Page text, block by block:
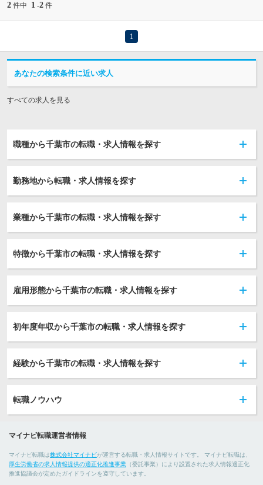
2 件中 1 -2 件
1
あなたの検索条件に近い求人
すべての求人を見る
職種から千葉市の転職・求人情報を探す
勤務地から転職・求人情報を探す
業種から千葉市の転職・求人情報を探す
特徴から千葉市の転職・求人情報を探す
雇用形態から千葉市の転職・求人情報を探す
初年度年収から千葉市の転職・求人情報を探す
経験から千葉市の転職・求人情報を探す
転職ノウハウ
マイナビ転職運営者情報
マイナビ転職は株式会社マイナビが運営する転職・求人情報サイトです。 マイナビ転職は、
厚生労働省の求人情報提供の適正化推進事業 （委託事業）により設置された求人情報適正化
推進協議会が定めたガイドラインを遵守しています。